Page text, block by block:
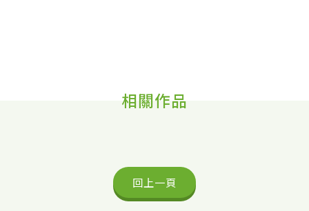
相關作品
回上一頁